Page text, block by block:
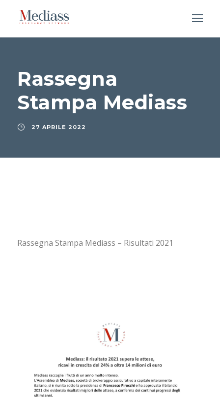
Rassegna
Stampa Mediass
27 APRILE 2022
Rassegna Stampa Mediass – Risultati 2021